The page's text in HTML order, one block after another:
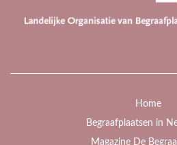
Home
Begraafplaatsen in
Magazine De